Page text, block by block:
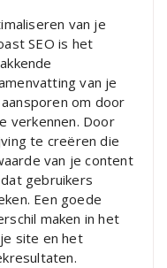
van je
SEO is het
van je
om door
verkennen. Door
te creëren die
van je content
gebruikers
Een goede
maken in het
site en het